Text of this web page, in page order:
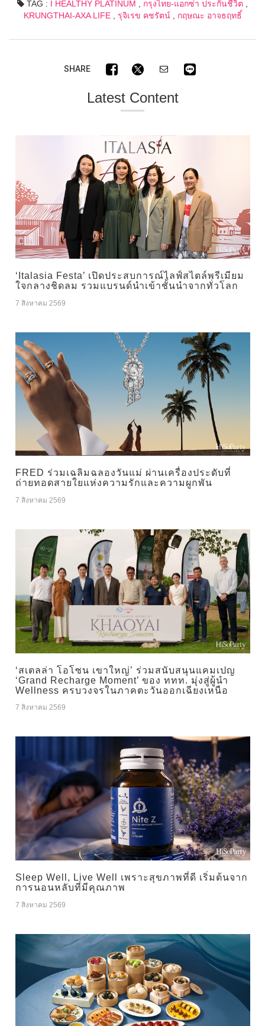
TAG : I HEALTHY PLATINUM กรุงไทย-แอกซ่า ประกันชีวิต
KRUNGTHAI-AXA LIFE, รุจิเรข คชรัตน์, กฤษณะ อาจธฤทธิ์
SHARE
Latest Content
‘Italasia Festa’ เปิดประสบการณ์ไลฟ์สไตล์พรีเมียม
ใจกลางชิดลม รวมแบรนด์นำเข้าชั้นนำจากทั่วโลก
7 สิงหาคม 2569
FRED ร่วมเฉลิมฉลองวันแม่ ผ่านเครื่องประดับที่
ถ่ายทอดสายใยแห่งความรักและความผูกพัน
7 สิงหาคม 2569
‘สเตลล่า โอโซน เขาใหญ่’ ร่วมสนับสนุนแคมเปญ
‘Grand Recharge Moment’ ของ ททท. มุ่งสู่ผู้นำ
Wellness ครบวงจรในภาคตะวันออกเฉียงเหนือ
7 สิงหาคม 2569
Sleep Well, Live Well เพราะสุขภาพที่ดี เริ่มต้นจาก
การนอนหลับที่มีคุณภาพ
7 สิงหาคม 2569